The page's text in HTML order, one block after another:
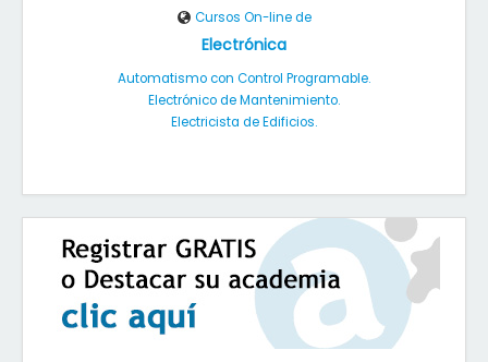
Cursos On-line de
Electrónica
Automatismo con Control Programable.
Electrónico de Mantenimiento.
Electricista de Edificios.